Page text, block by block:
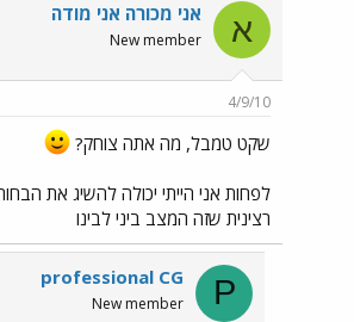
א אני מכורה אני מודה
New member
4/9/10
שקט טמבל, מה אתה צוחק?
רצינית שזה המצב ביני לבינו
P
professional CG
New member